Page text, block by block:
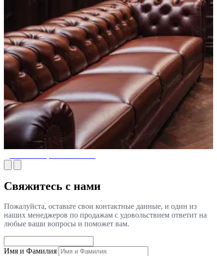
Свяжитесь с нами
Пожалуйста, оставьте свои контактные данные, и один из
наших менеджеров по продажам с удовольствием ответит на
любые ваши вопросы и поможет вам.
Имя и Фамилия